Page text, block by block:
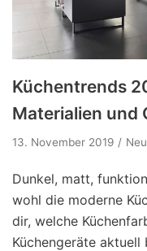
Küchentrends
Materialien und
13. November 2019
Dunkel, matt,
wohl die moderne
dir, welche
Küchengeräte